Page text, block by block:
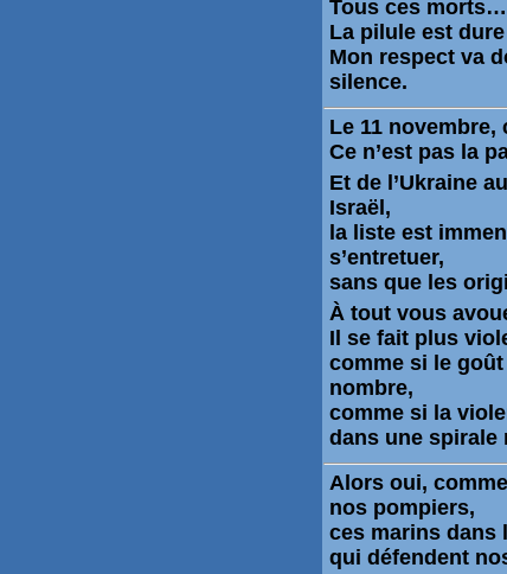
Tous ces
La pilule est
Mon respect va
silence.
Le 11 novembre,
Ce n’est pas la
Et de l’Ukraine
Israël,
la liste est
s’entretuer,
sans que les
À tout vous
Il se fait plus
comme si le
nombre,
comme si la
dans une spirale
Alors oui,
nos pompiers,
ces marins dans
qui défendent